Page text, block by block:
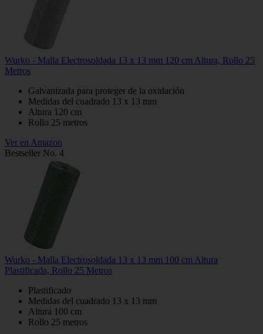
Wurko - Malla Electrosoldada 13 x 13 mm 120 cm Altura, Rollo 25
Metros
Galvanizada para proteger de la oxidación
Medidas del cuadrado 13 x 13 mm
Altura 120 cm
Rollo 25 metros
Ver en Amazon
Bestseller No. 4
Wurko - Malla Electrosoldada 13 x 13 mm 100 cm Altura
Plastificada, Rollo 25 Metros
Plastificado
Medidas del cuadrado 13 x 13 mm
Altura 100 cm
Rollo 25 metros